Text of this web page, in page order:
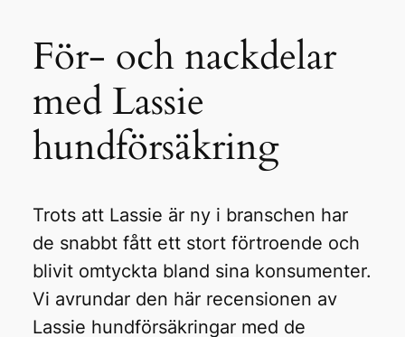
För- och nackdelar
med Lassie
hundförsäkring
Trots att Lassie är ny i branschen har
de snabbt fått ett stort förtroende och
blivit omtyckta bland sina konsumenter.
Vi avrundar den här recensionen av
Lassie hundförsäkringar med de